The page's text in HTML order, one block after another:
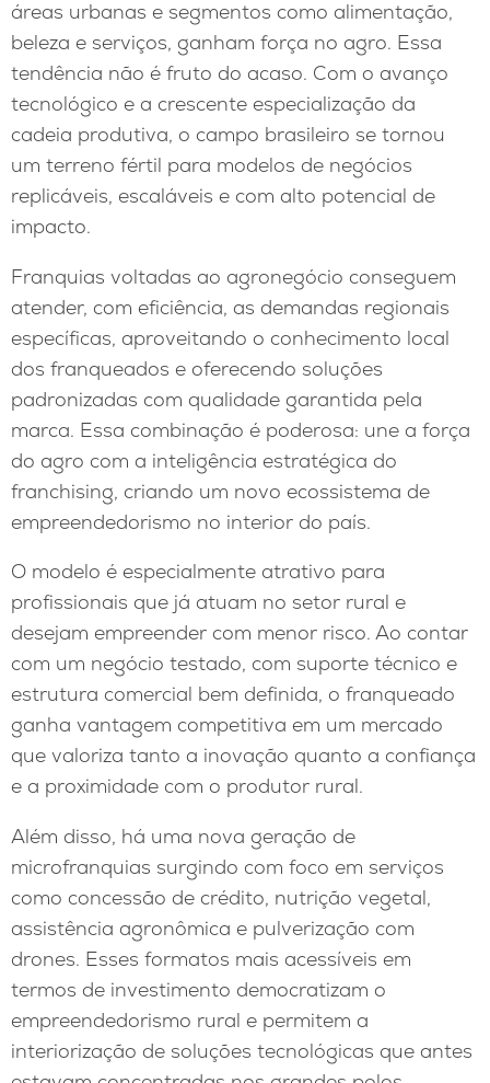
áreas urbanas e segmentos como alimentação,
beleza e serviços, ganham força no agro. Essa
tendência não é fruto do acaso. Com o avanço
tecnológico e a crescente especialização da
cadeia produtiva, o campo brasileiro se tornou
um terreno fértil para modelos de negócios
replicáveis, escaláveis e com alto potencial de
impacto.
Franquias voltadas ao agronegócio conseguem
atender, com eficiência, as demandas regionais
específicas, aproveitando o conhecimento local
dos franqueados e oferecendo soluções
padronizadas com qualidade garantida pela
marca. Essa combinação é poderosa: une a força
do agro com a inteligência estratégica do
franchising, criando um novo ecossistema de
empreendedorismo no interior do país.
O modelo é especialmente atrativo para
profissionais que já atuam no setor rural e
desejam empreender com menor risco. Ao contar
com um negócio testado, com suporte técnico e
estrutura comercial bem definida, o franqueado
ganha vantagem competitiva em um mercado
que valoriza tanto a inovação quanto a confiança
e a proximidade com o produtor rural.
Além disso, há uma nova geração de
microfranquias surgindo com foco em serviços
como concessão de crédito, nutrição vegetal,
assistência agronômica e pulverização com
drones. Esses formatos mais acessíveis em
termos de investimento democratizam o
empreendedorismo rural e permitem a
interiorização de soluções tecnológicas que antes